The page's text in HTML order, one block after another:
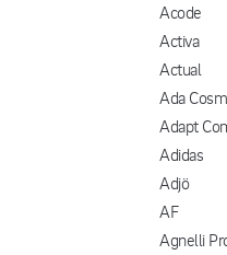
Acode
Activa
Actual
Ada
Adapt
Adidas
Adjö
AF
Agnelli